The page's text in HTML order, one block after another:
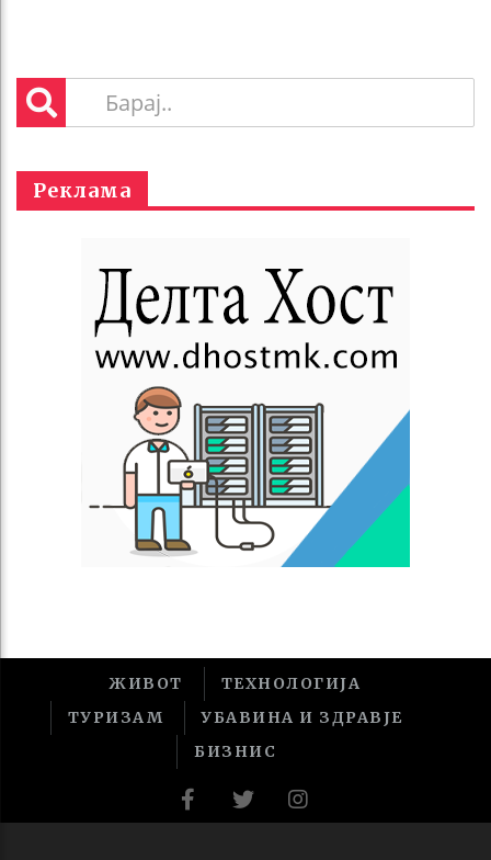
Реклама
ЖИВОТ
ТЕХНОЛОГИЈА
ТУРИЗАМ
УБАВИНА И ЗДРАВЈЕ
БИЗНИС